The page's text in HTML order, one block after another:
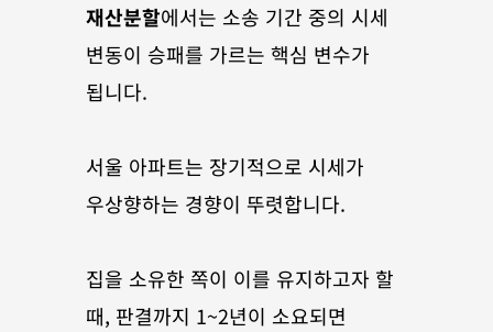
재산분할에서는 소송 기간 중의 시세
변동이 승패를 가르는 핵심 변수가
됩니다.
서울 아파트는 장기적으로 시세가
우상향하는 경향이 뚜렷합니다.
집을 소유한 쪽이 이를 유지하고자 할
때, 판결까지 1~2년이 소요되면